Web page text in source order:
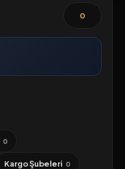
0
0
Kargo Şubeleri 0